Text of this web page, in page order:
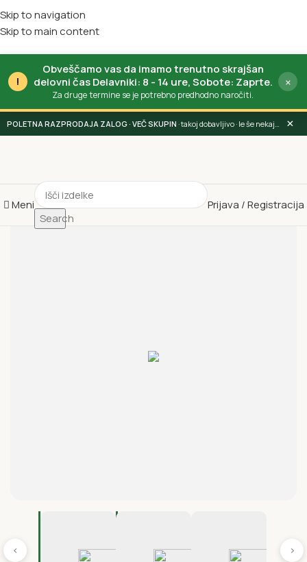
!
Obveščamo vas da imamo trenutno skrajšan
delovni čas Delavniki: 8 - 14 ure, Sobote: Zaprte.
Za druge termine se je potrebno predhodno naročiti.
×
POLETNA RAZPRODAJA ZALOG · takoj dobavljivo · le še nekaj dni ×
Skip to navigation
Skip to main content
Meni
Search
Prijava / Registracija
‹ ›